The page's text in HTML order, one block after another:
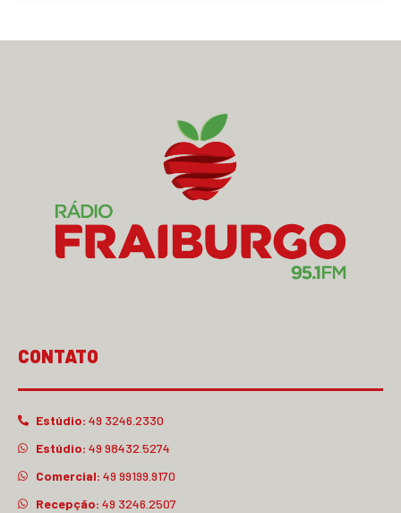
CONTATO
Estúdio: 49 3246.2330
Estúdio: 49 98432.5274
Comercial: 49 99199.9170
Recepção: 49 3246.2507